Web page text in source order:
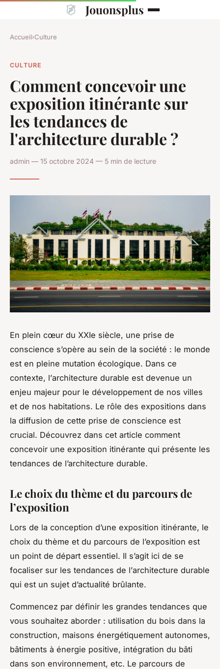
Jouonsplus
Accueil›Culture
CULTURE
Comment concevoir une
exposition itinérante sur
les tendances de
l'architecture durable ?
admin — 15 octobre 2024 — 5 min de lecture
En plein cœur du XXIe siècle, une prise de
conscience s’opère au sein de la société : le monde
est en pleine mutation écologique. Dans ce
contexte, l’architecture durable est devenue un
enjeu majeur pour le développement de nos villes
et de nos habitations. Le rôle des expositions dans
la diffusion de cette prise de conscience est
crucial. Découvrez dans cet article comment
concevoir une exposition itinérante qui présente les
tendances de l’architecture durable.
Le choix du thème et du parcours de
l’exposition
Lors de la conception d’une exposition itinérante, le
choix du thème et du parcours de l’exposition est
un point de départ essentiel. Il s’agit ici de se
focaliser sur les tendances de l’architecture durable
qui est un sujet d’actualité brûlante.
Commencez par définir les grandes tendances que
vous souhaitez aborder : utilisation du bois dans la
construction, maisons énergétiquement autonomes,
bâtiments à énergie positive, intégration du bâti
dans son environnement, etc. Le parcours de